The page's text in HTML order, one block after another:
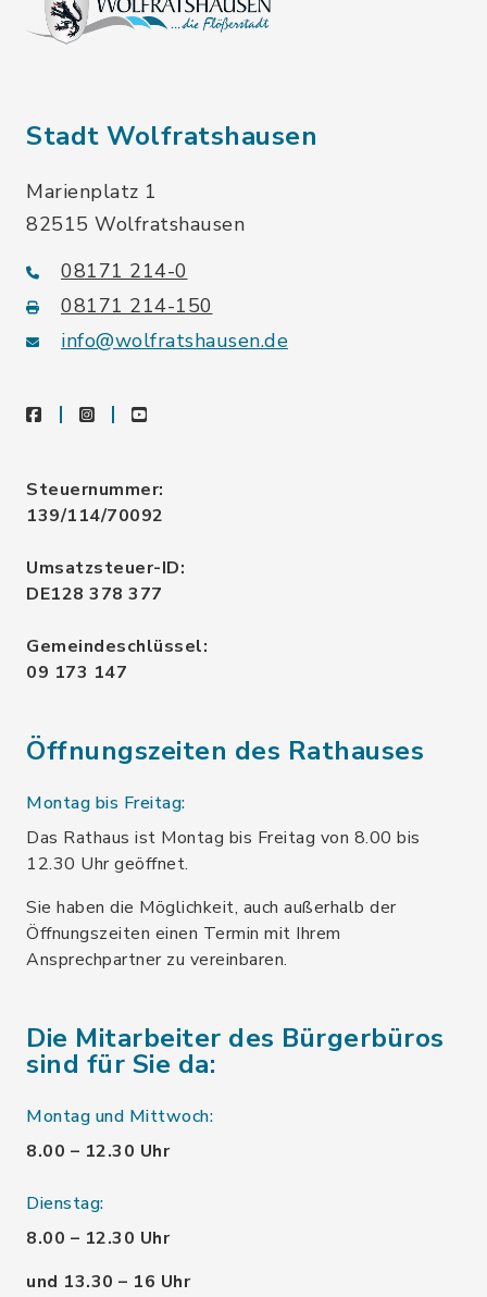
Stadt Wolfratshausen
Marienplatz 1
82515 Wolfratshausen
08171 214-0
08171 214-150
info@wolfratshausen.de
facebookinstagramyoutube
Steuernummer:
139/114/70092
Umsatzsteuer-ID:
DE128 378 377
Gemeindeschlüssel:
09 173 147
Öffnungszeiten des Rathauses
Montag bis Freitag:
Das Rathaus ist Montag bis Freitag von 8.00 bis
12.30 Uhr geöffnet.
Sie haben die Möglichkeit, auch außerhalb der
Öffnungszeiten einen Termin mit Ihrem
Ansprechpartner zu vereinbaren.
Die Mitarbeiter des Bürgerbüros
sind für Sie da:
Montag und Mittwoch:
8.00 – 12.30 Uhr
Dienstag:
8.00 – 12.30 Uhr
und 13.30 – 16 Uhr